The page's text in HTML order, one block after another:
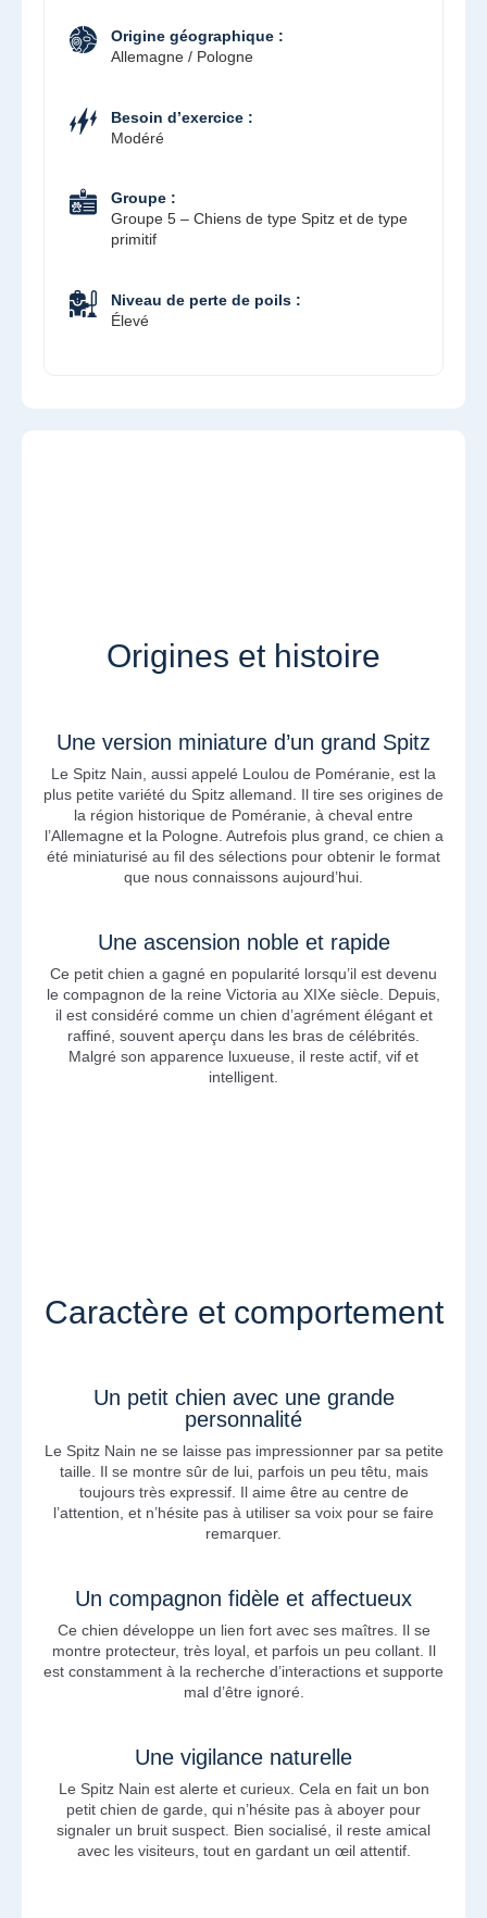
Origine géographique :
Allemagne / Pologne
Besoin d’exercice :
Modéré
Groupe :
Groupe 5 – Chiens de type Spitz et de type
primitif
Niveau de perte de poils :
Élevé
Origines et histoire
Une version miniature d’un grand Spitz
Le Spitz Nain, aussi appelé Loulou de Poméranie, est la
plus petite variété du Spitz allemand. Il tire ses origines de
la région historique de Poméranie, à cheval entre
l’Allemagne et la Pologne. Autrefois plus grand, ce chien a
été miniaturisé au fil des sélections pour obtenir le format
que nous connaissons aujourd’hui.
Une ascension noble et rapide
Ce petit chien a gagné en popularité lorsqu’il est devenu
le compagnon de la reine Victoria au XIXe siècle. Depuis,
il est considéré comme un chien d’agrément élégant et
raffiné, souvent aperçu dans les bras de célébrités.
Malgré son apparence luxueuse, il reste actif, vif et
intelligent.
Caractère et comportement
Un petit chien avec une grande
personnalité
Le Spitz Nain ne se laisse pas impressionner par sa petite
taille. Il se montre sûr de lui, parfois un peu têtu, mais
toujours très expressif. Il aime être au centre de
l’attention, et n’hésite pas à utiliser sa voix pour se faire
remarquer.
Un compagnon fidèle et affectueux
Ce chien développe un lien fort avec ses maîtres. Il se
montre protecteur, très loyal, et parfois un peu collant. Il
est constamment à la recherche d’interactions et supporte
mal d’être ignoré.
Une vigilance naturelle
Le Spitz Nain est alerte et curieux. Cela en fait un bon
petit chien de garde, qui n’hésite pas à aboyer pour
signaler un bruit suspect. Bien socialisé, il reste amical
avec les visiteurs, tout en gardant un œil attentif.